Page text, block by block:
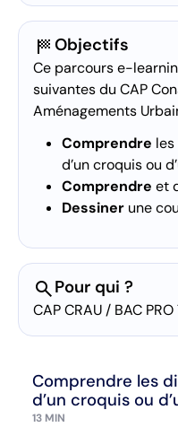
sports_score Objectifs
Ce parcours e-
suivantes du CAP
Aménagements
Comprendre
d’un croquis ou
Comprendre et
Dessiner une
searchPour qui ?
CAP CRAU / BAC PRO
Comprendre les
d’un croquis ou
13 MIN